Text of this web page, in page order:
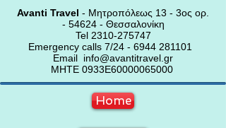
Avanti Travel - Μητροπόλεως 13 - 3ος ορ.
- 54624 - Θεσσαλονίκη
Tel 2310-275747
Emergency calls 7/24 - 6944 281101
Email info@avantitravel.gr
ΜΗΤΕ 0933Ε60000065000
Home